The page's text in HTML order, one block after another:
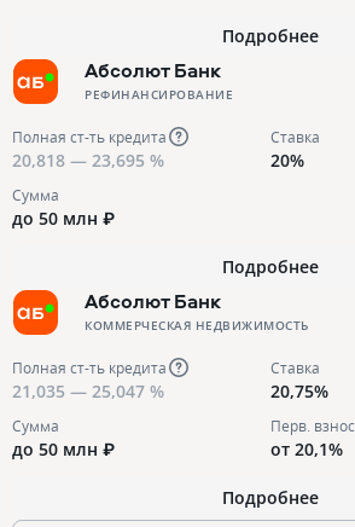
Подробнее
Абсолют Банк
РЕФИНАНСИРОВАНИЕ
Полная ст-ть кредита
20,818 — 23,695 %
Ставка
20%
Сумма
до 50 млн ₽
Подробнее
Абсолют Банк
КОММЕРЧЕСКАЯ НЕДВИЖИМОСТЬ
Полная ст-ть кредита
21,035 — 25,047 %
Ставка
20,75%
Сумма
до 50 млн ₽
Перв. взнос
от 20,1%
Подробнее